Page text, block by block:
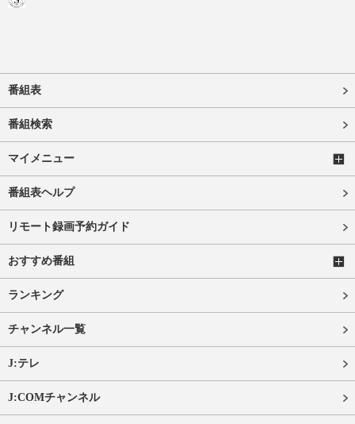
番組表
番組検索
マイメニュー
番組表ヘルプ
リモート録画予約ガイド
おすすめ番組
ランキング
チャンネル一覧
J:テレ
J:COMチャンネル